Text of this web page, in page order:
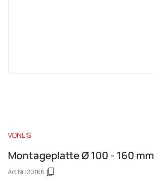
VONLIS
Montageplatte Ø 100 - 160 mm
Art.Nr.:20166